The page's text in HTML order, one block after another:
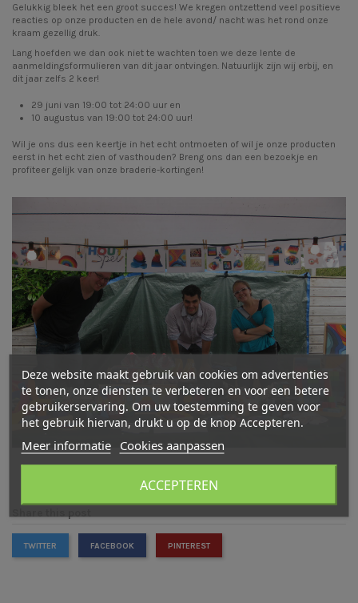
Gelukkig bleek het een groot succes! We kregen ontzettend veel positieve
reacties op onze producten en de hele avond/ nacht was het rond onze
kraam gezellig druk.
Lang hoefden we dan ook niet te wachten toen we deze lente de
aanmeldingsformulieren van dit jaar ontvingen. Natuurlijk zijn wij erbij, en
dit jaar zelfs 2 keer!
29 juni van 19:00 tot 24:00 uur en
10 augustus van 19:00 tot 24:00 uur!
Wil je ons dus een keertje in het echt ontmoeten of wil je onze producten
eerst in het echt zien of vasthouden? Breng ons dan een bezoekje en
profiteer gelijk van onze braderie-kortingen!
TWITTER FACEBOOK PINTEREST
Deze website maakt gebruik van cookies om advertenties
te tonen, onze diensten te verbeteren en voor een betere
gebruikerservaring. Om uw toestemming te geven voor
het gebruik hiervan, drukt u op de knop Accepteren.
Meer informatie Cookies aanpassen
ACCEPTEREN